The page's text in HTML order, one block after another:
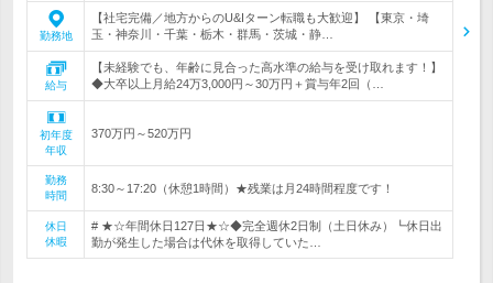
勤務地
【社宅完備／地方からのU&Iターン転職も大歓迎】 【東京・埼
玉・神奈川・千葉・栃木・群馬・茨城・静…
給与
【未経験でも、年齢に見合った高水準の給与を受け取れます！】
◆大卒以上月給24万3,000円～30万円＋賞与年2回（…
初年度
年収
370万円～520万円
勤務
時間
8:30～17:20（休憩1時間）★残業は月24時間程度です！
休日
休暇
# ★☆年間休日127日★☆◆完全週休2日制（土日休み）┗休日出
勤が発生した場合は代休を取得していた…